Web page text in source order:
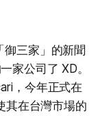
三家」的新聞
家公司了 XD。
，今年正式在
其在台灣市場的